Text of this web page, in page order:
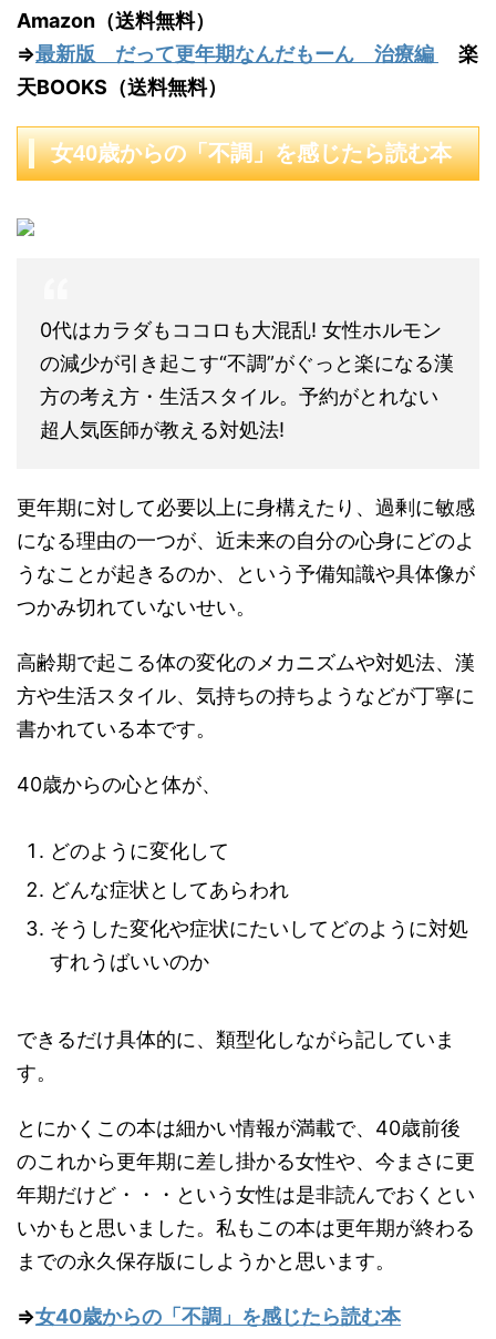
Amazon（送料無料）
⇒最新版 だって更年期なんだもーん 治療編
楽
天BOOKS（送料無料）
女40歳からの「不調」を感じたら読む本
0代はカラダもココロも大混乱! 女性ホルモン
の減少が引き起こす“不調”がぐっと楽になる漢
方の考え方・生活スタイル。予約がとれない
超人気医師が教える対処法!
更年期に対して必要以上に身構えたり、過剰に敏感
になる理由の一つが、近未来の自分の心身にどのよ
うなことが起きるのか、という予備知識や具体像が
つかみ切れていないせい。
高齢期で起こる体の変化のメカニズムや対処法、漢
方や生活スタイル、気持ちの持ちようなどが丁寧に
書かれている本です。
40歳からの心と体が、
どのように変化して
どんな症状としてあらわれ
そうした変化や症状にたいしてどのように対処
すれうばいいのか
できるだけ具体的に、類型化しながら記していま
す。
とにかくこの本は細かい情報が満載で、40歳前後
のこれから更年期に差し掛かる女性や、今まさに更
年期だけど・・・という女性は是非読んでおくとい
いかもと思いました。私もこの本は更年期が終わる
までの永久保存版にしようかと思います。
⇒女40歳からの「不調」を感じたら読む本